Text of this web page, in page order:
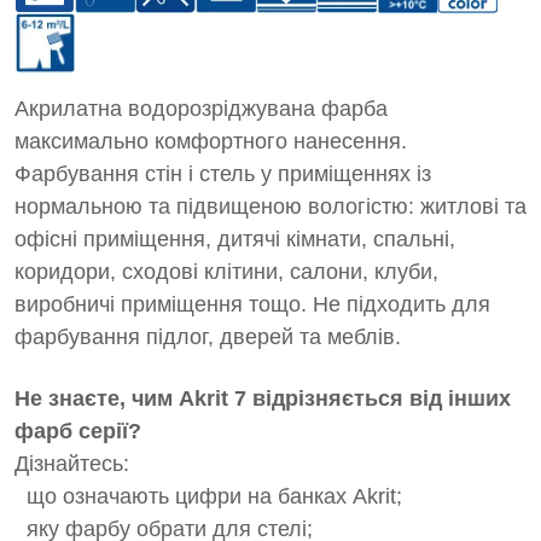
Акрилатна водорозріджувана фарба
максимально комфортного нанесення.
Фарбування стін і стель у приміщеннях із
нормальною та підвищеною вологістю: житлові та
офісні приміщення, дитячі кімнати, спальні,
коридори, сходові клітини, салони, клуби,
виробничі приміщення тощо. Не підходить для
фарбування підлог, дверей та меблів.
Не знаєте, чим Akrit 7 відрізняється від інших
фарб серії?
Дізнайтесь:
що означають цифри на банках Akrit;
яку фарбу обрати для стелі;